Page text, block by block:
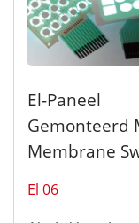
El-Paneel
Gemonteerd
Membrane
El 06